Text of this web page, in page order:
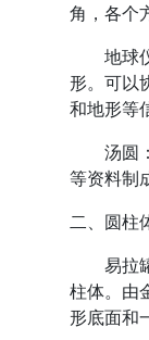
角，各个
地球
形。可以
和地形等
汤圆
等资料制
二、圆柱
易拉
柱体。由
形底面和